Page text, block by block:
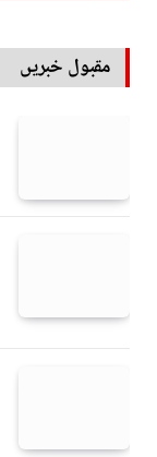
مقبول خبریں